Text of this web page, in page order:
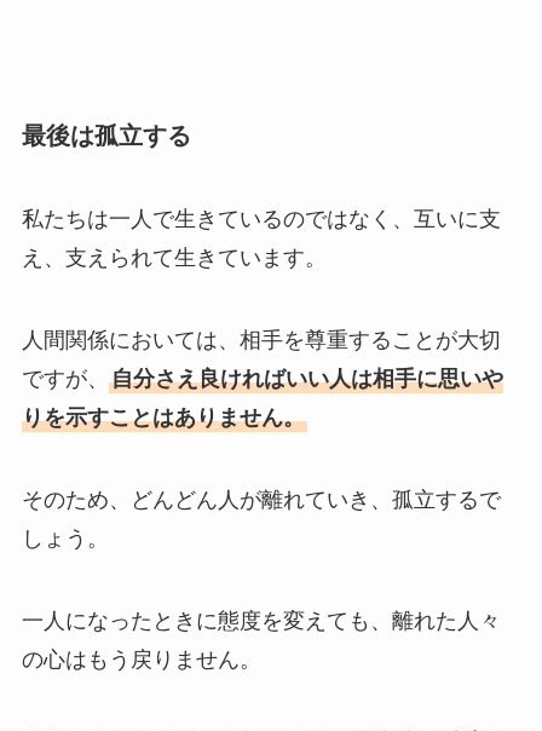
最後は孤立する
私たちは一人で生きているのではなく、互いに支
え、支えられて生きています。
人間関係においては、相手を尊重することが大切
ですが、 自分さえ良ければいい人は相手に思いや
りを示すことはありません。
そのため、どんどん人が離れていき、孤立するで
しょう。
一人になったときに態度を変えても、離れた人々
の心はもう戻りません。